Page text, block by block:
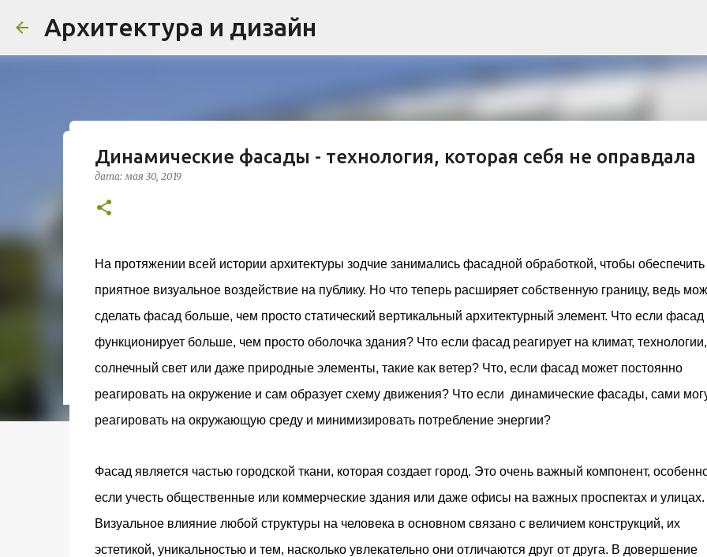
Архитектура и дизайн
Проект дома в стиле модерна и современной биомимикрии
Жардена»
дата:
бюро Vincent Callebaut Architectures. Проект, расположенный на территории бывшей пехотной школы
районе Cité Créative, стал примером гармоничной интеграции современной архитектуры в
контекст. Комплекс состоит из двух объектов: «Théia» (75 квартир, из которых 17 — социального
назначения, общая площадь 5 364 м²) и «Opale & Sens» (38 квартир, включая 11 доступных, площадь 2 845
В общей сложности 113 жилых единиц спроектированы с учетом строгих норм пожарной безопасности,
принципов биоразнообразия и социальной инклюзивности. Успех проекта был подтвержден победой в
городском конкурсе 2021 года и получением престижной награды «Серебряная пирамида глобального
качества» от Федерации застройщиков Окситании в 2024 году. Концепция «Jardins Secrets» — это
современный средиземноморский манифест. Архитекторы стремились объединить память о военном
Динамические фасады - технология, которая себя не оправдала
дата:мая 30, 2019
На протяжении всей истории архитектуры зодчие занимались фасадной обработкой, чтобы обеспечить
приятное визуальное воздействие на публику. Но что теперь расширяет собственную границу, ведь
сделать фасад больше, чем просто статический вертикальный архитектурный элемент. Что если фасад
функционирует больше, чем просто оболочка здания? Что если фасад реагирует на климат, технологии,
солнечный свет или даже природные элементы, такие как ветер? Что, если фасад может постоянно
реагировать на окружение и сам образует схему движения? Что если динамические фасады, сами
реагировать на окружающую среду и минимизировать потребление энергии?
Фасад является частью городской ткани, которая создает город. Это очень важный компонент,
если учесть общественные или коммерческие здания или даже офисы на важных проспектах и ​​улицах.
Визуальное влияние любой структуры на человека в основном связано с величием конструкций, их
эстетикой, уникальностью и тем, насколько увлекательно они отличаются друг от друга. В довершение